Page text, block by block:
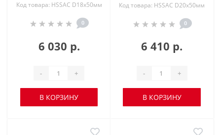
Код товара: HSSAC D18х50мм
0
6 030 р.
- +
В КОРЗИНУ
Код товара: HSSAC D20х50мм
0
6 410 р.
- +
В КОРЗИНУ